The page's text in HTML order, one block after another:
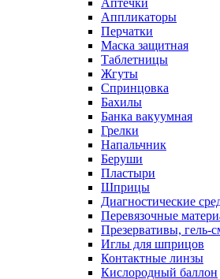
Аптечки
Аппликаторы
Перчатки
Маска защитная
Таблетницы
Жгуты
Спринцовка
Бахилы
Банка вакуумная
Грелки
Напальчник
Беруши
Пластыри
Шприцы
Диагностические
Перевязочные
Презервативы, гель-
Иглы для шприцов
Контактные линзы
Кислородный баллон